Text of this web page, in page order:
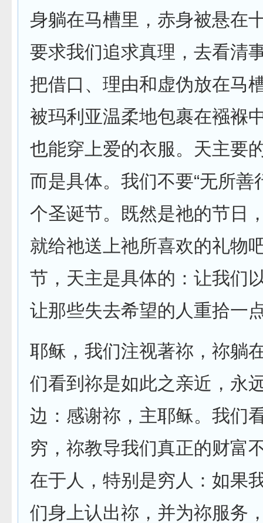
身躺在马槽里，赤身被悬在
要求我们追求真理，去看清
把借口、理由和虚伪放在马
被玛利亚温柔地包裹在襁褓
也能穿上爱的衣服。天主要
而是具体。我们不要“无所善
个圣诞节。既然是祂的节日
就给祂送上祂所喜欢的礼物
节，天主是具体的：让我们
让那些失去希望的人重拾一
耶稣，我们注视著祢，祢躺
们看到祢是如此之亲近，永
边：感谢祢，主耶稣。我们
穷，祢教导我们真正的财富
在于人，特别是穷人：如果
们身上认出祢，并为祢服务